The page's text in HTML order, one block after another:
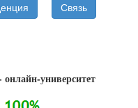
Связь
университет